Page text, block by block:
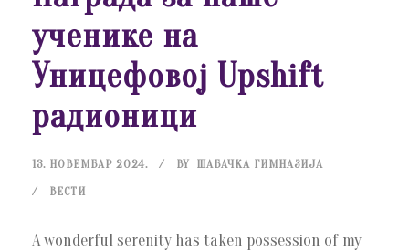
ученике на
Уницефовој Upshift
радионици
13. НОВЕМБАР 2024. BY ШАБАЧКА ГИМНАЗИЈА
ВЕСТИ
A wonderful serenity has taken possession of my